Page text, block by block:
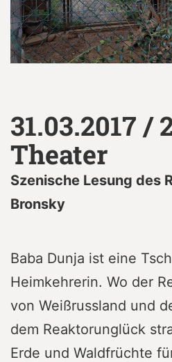
31.03.2017 /
Theater
Szenische Lesung des
Bronsky
Baba Dunja ist eine
Heimkehrerin. Wo der
von Weißrussland und
dem Reaktorunglück
Erde und Waldfrüchte